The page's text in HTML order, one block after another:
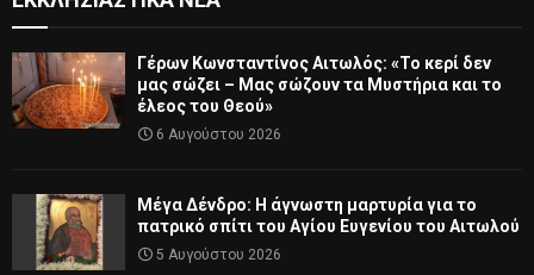
Γέρων Κωνσταντίνος Αιτωλός: «Το κερί δεν
μας σώζει – Μας σώζουν τα Μυστήρια και το
έλεος του Θεού»
6 Αυγούστου 2026
Μέγα Δένδρο: Η άγνωστη μαρτυρία για το
πατρικό σπίτι του Αγίου Ευγενίου του Αιτωλού
5 Αυγούστου 2026